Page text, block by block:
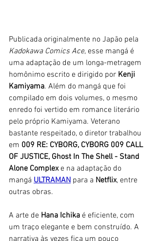
Publicada originalmente no Japão pela
Kadokawa Comics Ace, esse mangá é
uma adaptação de um longa-metragem
homônimo escrito e dirigido por Kenji
Kamiyama. Além do mangá que foi
compilado em dois volumes, o mesmo
enredo foi vertido em romance literário
pelo próprio Kamiyama. Veterano
bastante respeitado, o diretor trabalhou
em 009 RE: CYBORG, CYBORG 009 CALL
OF JUSTICE, Ghost In The Shell - Stand
Alone Complex e na adaptação do
mangá ULTRAMAN para a Netflix, entre
outras obras.
A arte de Hana Ichika é eficiente, com
um traço elegante e bem construído. A
narrativa às vezes fica um pouco